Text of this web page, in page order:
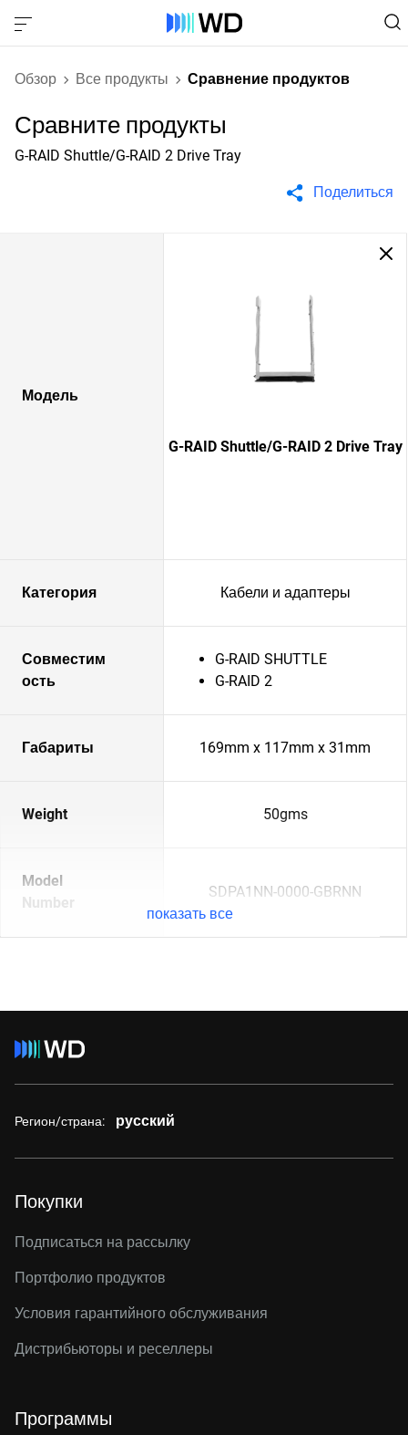
Обзор Все продукты Сравнение продуктов
Сравните продукты
G-RAID Shuttle/G-RAID 2 Drive Tray
Поделиться
Модель
G-RAID Shuttle/G-RAID 2 Drive Tray
Категория Кабели и адаптеры
Совместим
ость
G-RAID SHUTTLE
G-RAID 2
Габариты 169mm x 117mm x 31mm
Weight 50gms
Model
Number
SDPA1NN-0000-GBRNN
показать все
Регион/страна: русский
Покупки
Подписаться на рассылку
Портфолио продуктов
Условия гарантийного обслуживания
Дистрибьюторы и реселлеры
Программы